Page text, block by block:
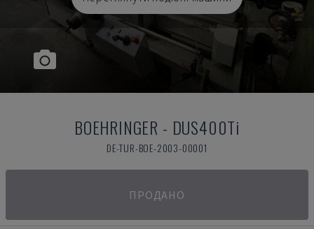
BOEHRINGER - DUS400Ti
DE-TUR-BOE-2003-00001
ПРОДАНО